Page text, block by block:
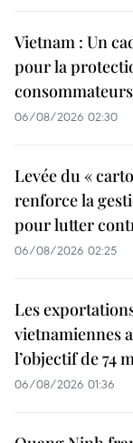
Vietnam : Un
pour la
consommateurs
06/08/2026 02:30
Levée du «
renforce la
pour lutter
06/08/2026 02:25
Les
vietnamiennes
l’objectif de 74
06/08/2026 01:36